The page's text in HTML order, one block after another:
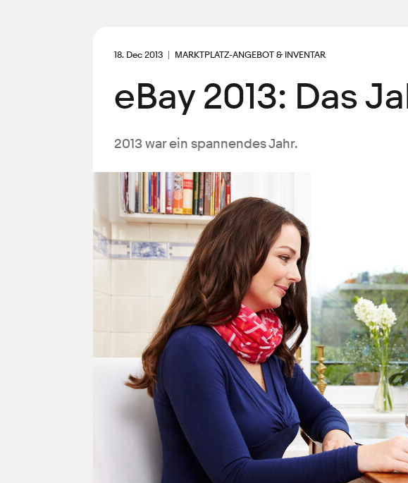
18. Dec 2013 MARKTPLATZ-ANGEBOT & INVENTAR
eBay 2013: Das
2013 war ein spannendes Jahr.